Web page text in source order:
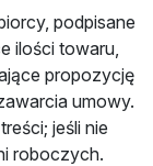
podpisane
ilości towaru,
propozycję
umowy.
jeśli nie
roboczych.